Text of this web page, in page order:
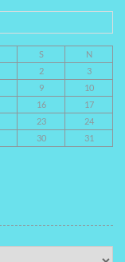
S
N
2
3
9
10
16
17
23
24
30 31